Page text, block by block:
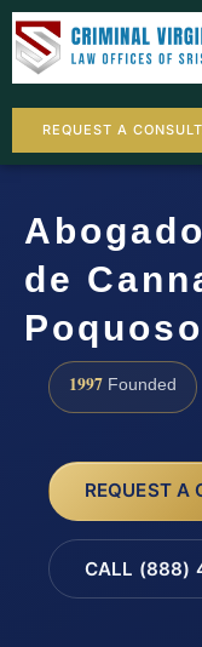
REQUEST A
de
1997 Founded
REQUEST A
CALL (888)